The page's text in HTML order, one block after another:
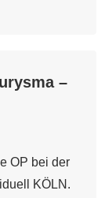
–
OP bei der
KÖLN.